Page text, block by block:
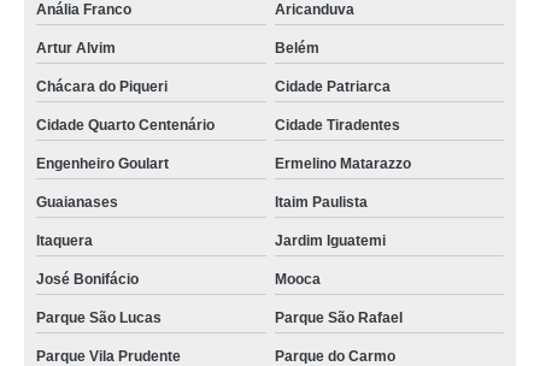
Anália Franco
Aricanduva
Artur Alvim Belém
Chácara do Piqueri Cidade Patriarca
Cidade Quarto Centenário Cidade Tiradentes
Engenheiro Goulart Ermelino Matarazzo
Guaianases Itaim Paulista
Itaquera Jardim Iguatemi
José Bonifácio Mooca
Parque São Lucas Parque São Rafael
Parque Vila Prudente Parque do Carmo